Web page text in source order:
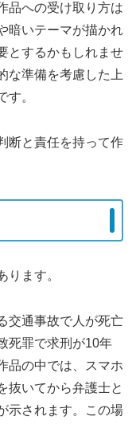
品への受け取り方は
暗いテーマが描かれ
とするかもしれませ
な準備を考慮した上
す。
断と責任を持って作
ります。
交通事故で人が死亡
死罪で求刑が10年
品の中では、スマホ
抜いてから弁護士と
示されます。この場